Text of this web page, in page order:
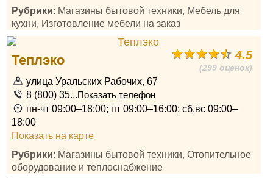
Рубрики: Магазины бытовой техники, Мебель для
кухни, Изготовление мебели на заказ
4.5
(299 оценок)
Теплэко
улица Уральских Рабочих, 67
8 (800) 35...Показать телефон
пн-чт 09:00–18:00; пт 09:00–16:00; сб,вс 09:00–
18:00
Показать на карте
Рубрики: Магазины бытовой техники, Отопительное
оборудование и теплоснабжение